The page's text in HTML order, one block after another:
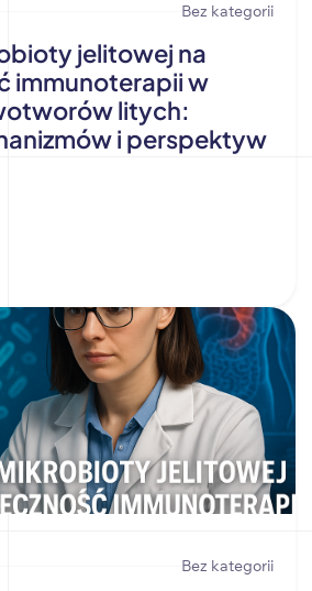
Bez kategorii
jelitowej na
immunoterapii w
litych:
i perspektyw
Bez kategorii